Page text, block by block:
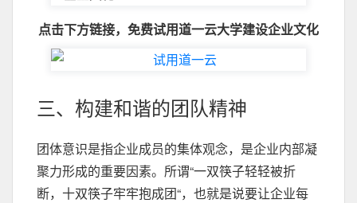
点击下方链接，免费试用道一云大学建设企业文化
三、构建和谐的团队精神
团体意识是指企业成员的集体观念，是企业内部凝
聚力形成的重要因素。所谓“一双筷子轻轻被折
断，十双筷子牢牢抱成团“，也就是说要让企业每